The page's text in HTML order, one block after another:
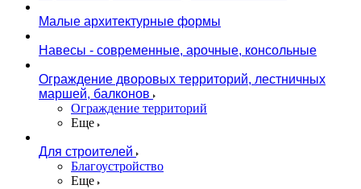
Малые архитектурные формы
Навесы - современные, арочные, консольные
Ограждение дворовых территорий, лестничных
маршей, балконов
Ограждение территорий
Еще
Для строителей
Благоустройство
Еще